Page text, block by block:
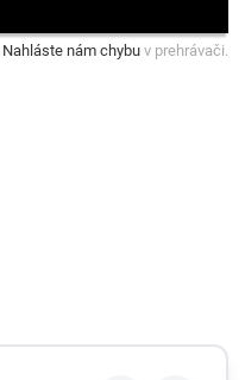
Nahláste nám chybu v prehrávači.